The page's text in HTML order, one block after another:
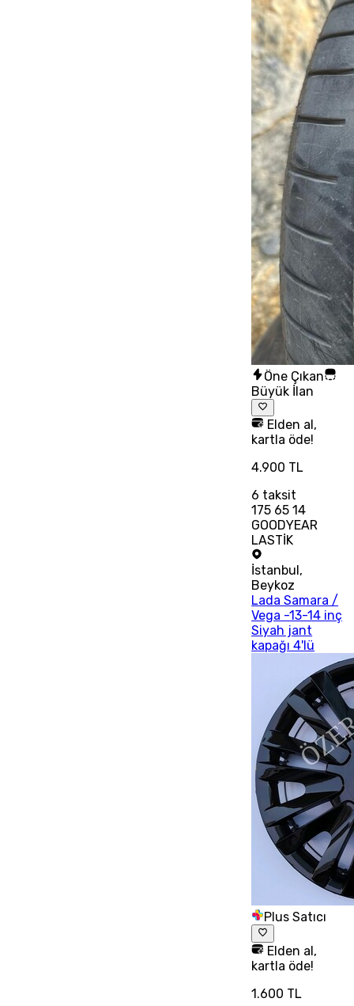
Öne Çıkan
Büyük İlan
Elden al,
kartla öde!
4.900 TL
6 taksit
175 65 14
GOODYEAR
LASTİK
İstanbul ,
Beykoz
Lada Samara /
Vega -13-14 inç
Siyah jant
kapağı 4'lü
Plus Satıcı
Elden al,
kartla öde!
1.600 TL